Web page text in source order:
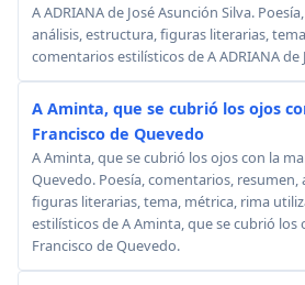
A ADRIANA de José Asunción Silva.
análisis, estructura, figuras literarias,
comentarios estilísticos de A ADRIANA de
A Aminta, que se cubrió los ojos
Francisco de Quevedo
A Aminta, que se cubrió los ojos con la
Quevedo. Poesía, comentarios, resumen,
figuras literarias, tema, métrica, rima
estilísticos de A Aminta, que se cubrió los
Francisco de Quevedo.